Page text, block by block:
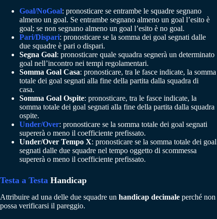
Goal/NoGoal: pronosticare se entrambe le squadre segnano
almeno un goal. Se entrambe segnano almeno un goal l’esito è
goal; se non segnano almeno un goal l’esito è no goal.
Pari/Dispari: pronosticare se la somma dei goal segnati dalle
due squadre è pari o dispari.
Segna Goal: pronosticare quale squadra segnerà un determinato
goal nell’incontro nei tempi regolamentari.
Somma Goal Casa: pronosticare, tra le fasce indicate, la somma
totale dei goal segnati alla fine della partita dalla squadra di
casa.
Somma Goal Ospite: pronosticare, tra le fasce indicate, la
somma totale dei goal segnati alla fine della partita dalla squadra
ospite.
Under/Over: pronosticare se la somma totale dei goal segnati
supererà o meno il coefficiente prefissato.
Under/Over Tempo X: pronosticare se la somma totale dei goal
segnati dalle due squadre nel tempo oggetto di scommessa
supererà o meno il coefficiente prefissato.
Testa a Testa Handicap
Attribuire ad una delle due squadre un handicap decimale perché non
possa verificarsi il pareggio.